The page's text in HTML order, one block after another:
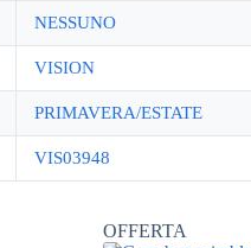
NESSUNO
VISION
PRIMAVERA/ESTATE
VIS03948
OFFERTA